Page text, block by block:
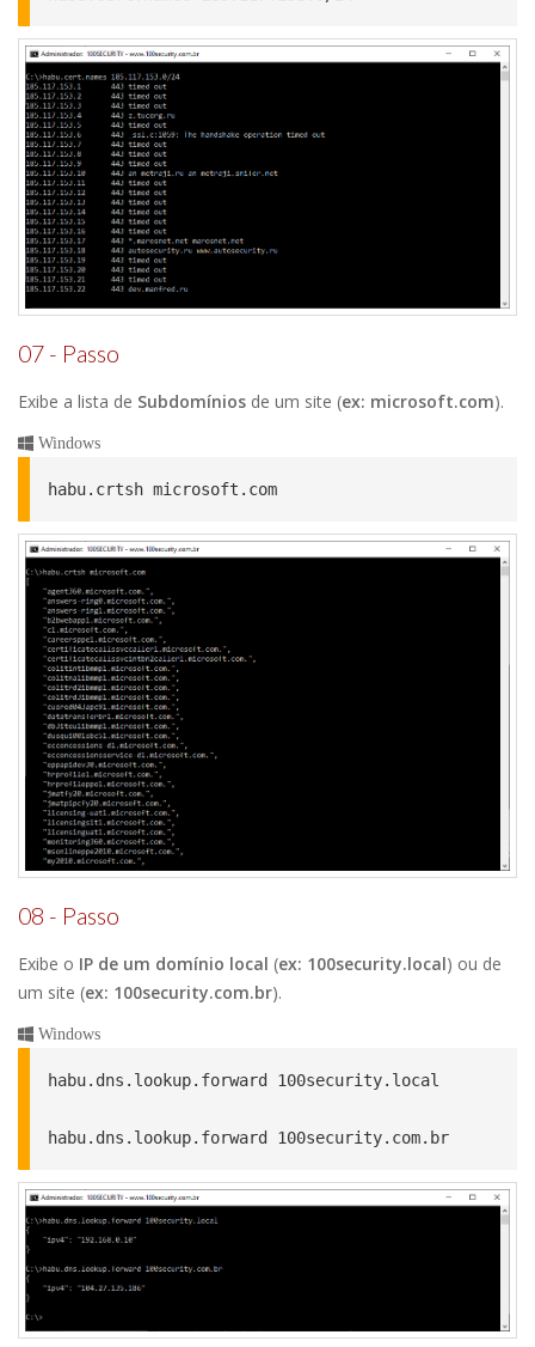
07 - Passo
Exibe a lista de Subdomínios de um site (ex: microsoft.com).
Windows
habu.crtsh microsoft.com
08 - Passo
Exibe o IP de um domínio local (ex: 100security.local) ou de
um site (ex: 100security.com.br).
Windows
habu.dns.lookup.forward 100security.local
habu.dns.lookup.forward 100security.com.br